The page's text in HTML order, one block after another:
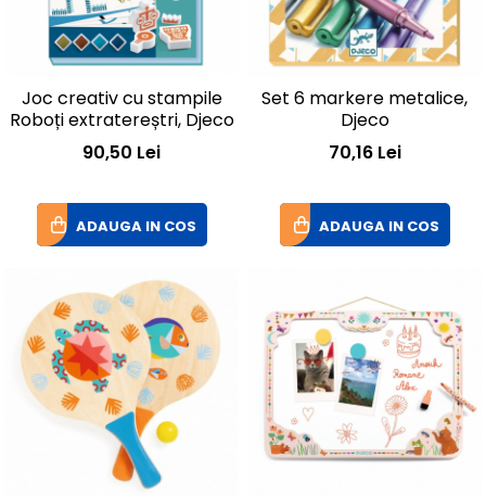
Joc creativ cu stampile
Roboți extratereștri, Djeco
90,50 Lei
ADAUGA IN COS
Set 6 markere metalice,
Djeco
70,16 Lei
ADAUGA IN COS